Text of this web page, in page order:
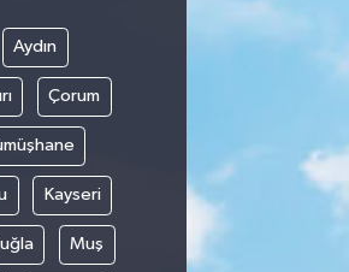
Aydın
Çorum
Kayseri
Muş